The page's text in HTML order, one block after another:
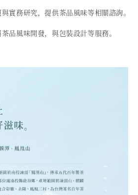
實務研究，提供茶品風味等相關諮詢。
品風味開發，與包裝設計等服務。